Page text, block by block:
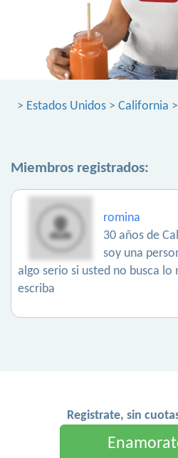
> Estados Unidos > California
Miembros registrados:
romina
30 años de
soy una
algo serio si usted no busca
escriba
Registrate, sin